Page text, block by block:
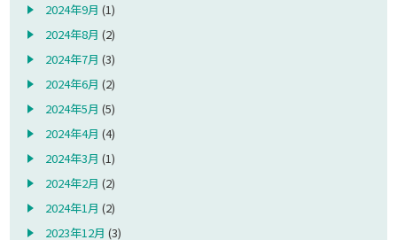
2024年9月 (1)
2024年8月 (2)
2024年7月 (3)
2024年6月 (2)
2024年5月 (5)
2024年4月 (4)
2024年3月 (1)
2024年2月 (2)
2024年1月 (2)
2023年12月 (3)